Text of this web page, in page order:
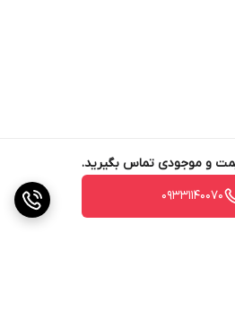
و موجودی تماس بگیرید.
09331140070